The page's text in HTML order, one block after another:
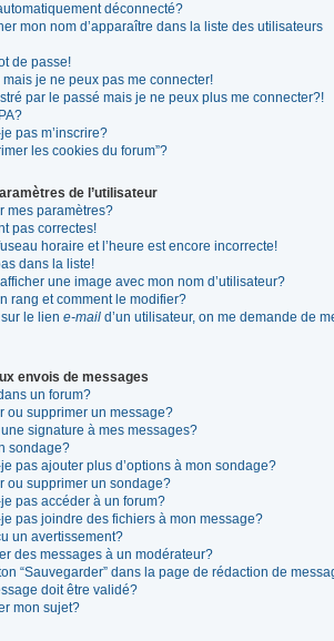
déconnecté?
mon nom d’apparaître dans la liste des utilisateurs
de passe!
je ne peux pas me connecter!
par le passé mais je ne peux plus me connecter?!
pas m’inscrire?
les cookies du forum”?
de l’utilisateur
mes paramètres?
pas correctes!
horaire et l’heure est encore incorrecte!
dans la liste!
une image avec mon nom d’utilisateur?
rang et comment le modifier?
le lien e-mail d’un utilisateur, on me demande de
envois de messages
un forum?
ou supprimer un message?
signature à mes messages?
sondage?
pas ajouter plus d’options à mon sondage?
ou supprimer un sondage?
pas accéder à un forum?
pas joindre des fichiers à mon message?
un avertissement?
des messages à un modérateur?
“Sauvegarder” dans la page de rédaction de
doit être validé?
mon sujet?